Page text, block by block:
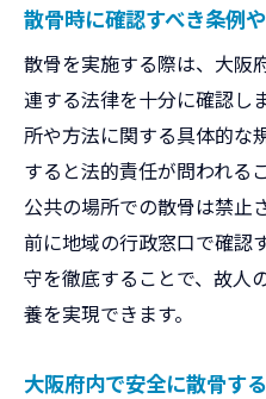
散骨時に確認すべき条例
散骨を実施する際は、大阪
連する法律を十分に確認し
所や方法に関する具体的な
すると法的責任が問われる
公共の場所での散骨は禁止
前に地域の行政窓口で確認
守を徹底することで、故人
養を実現できます。
大阪府内で安全に散骨す